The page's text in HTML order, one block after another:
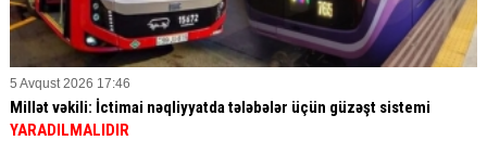
5 Avqust 2026 17:46
Millət vəkili: İctimai nəqliyyatda tələbələr üçün güzəşt sistemi
YARADILMALIDIR